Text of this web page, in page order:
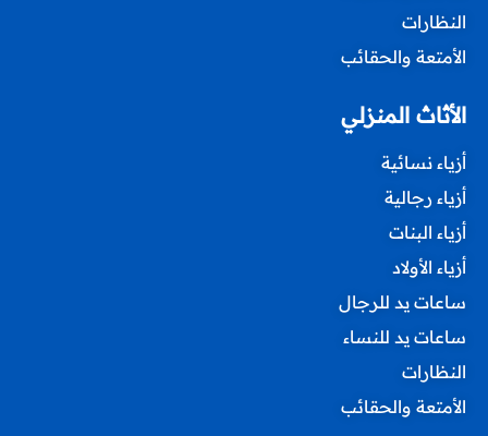
النظارات
الأمتعة والحقائب
الأثاث المنزلي
أزياء نسائية
أزياء رجالية
أزياء البنات
أزياء الأولاد
ساعات يد للرجال
ساعات يد للنساء
النظارات
الأمتعة والحقائب